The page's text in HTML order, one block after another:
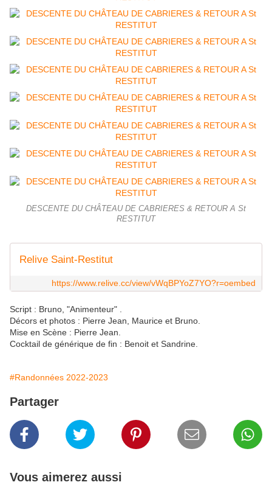
DESCENTE DU CHÂTEAU DE CABRIERES & RETOUR A St
RESTITUT
Relive Saint-Restitut
https://www.relive.cc/view/vWqBPYoZ7YO?r=oembed
Script : Bruno, "Animenteur" .
Décors et photos : Pierre Jean, Maurice et Bruno.
Mise en Scène : Pierre Jean.
Cocktail de générique de fin : Benoit et Sandrine.
#Randonnées 2022-2023
Partager
Vous aimerez aussi